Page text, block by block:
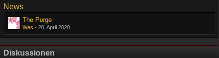
News
The Purge
Wes - 20. April 2020
Diskussionen